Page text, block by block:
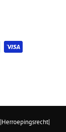
|Herroepingsrecht|